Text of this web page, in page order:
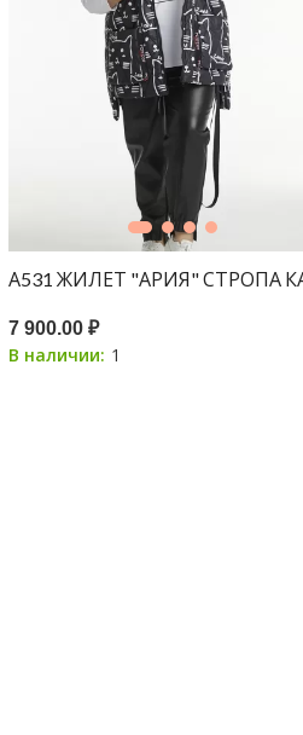
БЕЛЫЙ ПРИНТ КОТ 150С
А531 ЖИЛЕТ "АРИЯ" СТРОПА
7 900.00 ₽
В наличии: 1